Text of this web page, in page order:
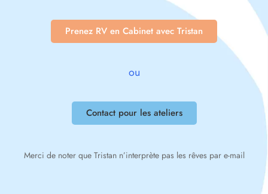
Prenez RV en Cabinet avec Tristan
ou
Contact pour les ateliers
Merci de noter que Tristan n’interprète pas les rêves par e-mail